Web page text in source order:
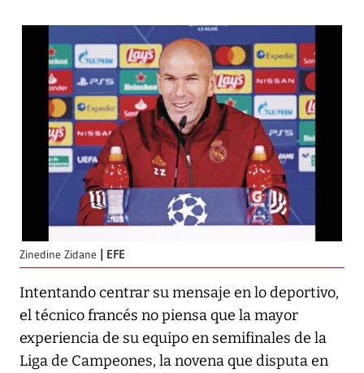
Zinedine Zidane EFE
Intentando centrar su mensaje en lo deportivo,
el técnico francés no piensa que la mayor
experiencia de su equipo en semifinales de la
Liga de Campeones, la novena que disputa en